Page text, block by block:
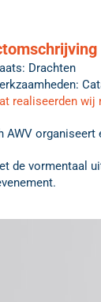
Drachten
realiseerden wij
AWV organiseert
de vormentaal